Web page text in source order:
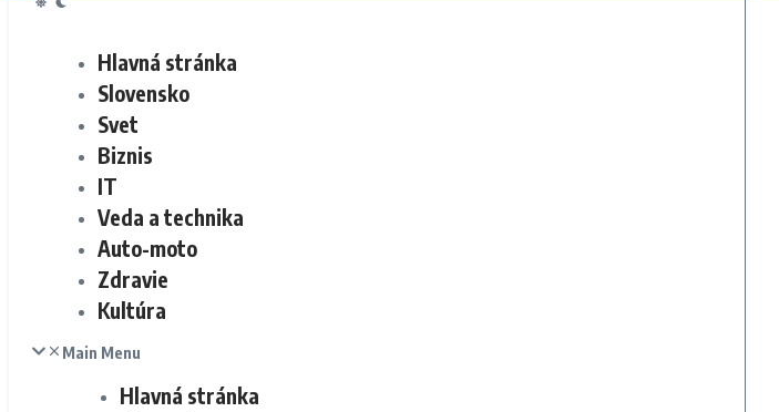
Hlavná stránka
Slovensko
Svet
Biznis
IT
Veda a technika
Auto-moto
Zdravie
Kultúra
Main Menu
Hlavná stránka